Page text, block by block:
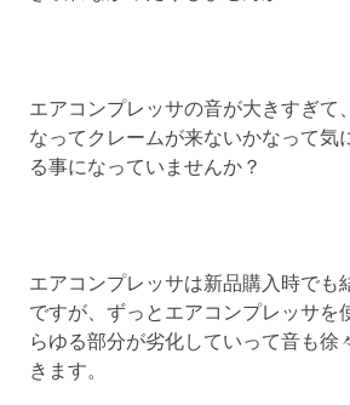
エアコンプレッサの音が大きすぎて
なってクレームが来ないかなって気
る事になっていませんか？
エアコンプレッサは新品購入時でも
ですが、ずっとエアコンプレッサを
らゆる部分が劣化していって音も徐
きます。